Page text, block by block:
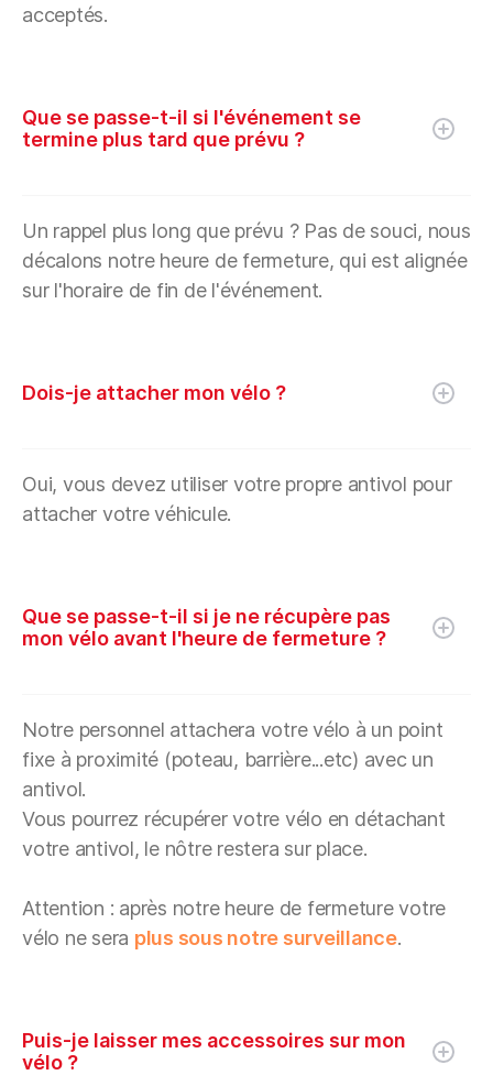
acceptés.
Que se passe-t-il si l'événement se
termine plus tard que prévu ?
Un rappel plus long que prévu ? Pas de souci, nous
décalons notre heure de fermeture, qui est alignée
sur l'horaire de fin de l'événement.
Dois-je attacher mon vélo ?
Oui, vous devez utiliser votre propre antivol pour
attacher votre véhicule.
Que se passe-t-il si je ne récupère pas
mon vélo avant l'heure de fermeture ?
Notre personnel attachera votre vélo à un point
fixe à proximité (poteau, barrière...etc) avec un
antivol.
Vous pourrez récupérer votre vélo en détachant
votre antivol, le nôtre restera sur place.
Attention : après notre heure de fermeture votre
vélo ne sera plus sous notre surveillance.
Puis-je laisser mes accessoires sur mon
vélo ?